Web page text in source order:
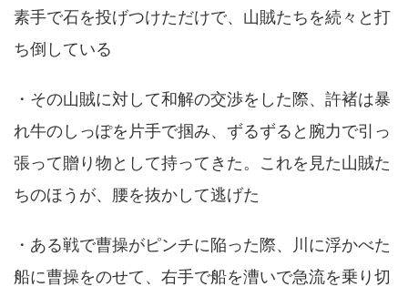
素手で石を投げつけただけで、山賊たちを続々と打
ち倒している
・その山賊に対して和解の交渉をした際、許褚は暴
れ牛のしっぽを片手で掴み、ずるずると腕力で引っ
張って贈り物として持ってきた。これを見た山賊た
ちのほうが、腰を抜かして逃げた
・ある戦で曹操がピンチに陥った際、川に浮かべた
船に曹操をのせて、右手で船を漕いで急流を乗り切